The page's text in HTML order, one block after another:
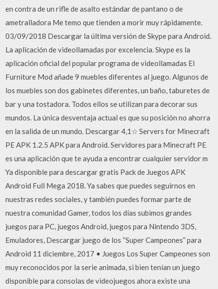
en contra de un rifle de asalto estándar de pantano o de
ametralladora Me temo que tienden a morir muy rápidamente.
03/09/2018 Descargar la última versión de Skype para Android.
La aplicación de videollamadas por excelencia. Skype es la
aplicación oficial del popular programa de videollamadas El
Furniture Mod añade 9 muebles diferentes al juego. Algunos de
los muebles son dos gabinetes diferentes, un baño, taburetes de
bar y una tostadora. Todos ellos se utilizan para decorar sus
mundos. La única desventaja actual es que su posición no ahorra
en la salida de un mundo. Descargar 4,1☆ Servers for Minecraft
PE APK 1.2.5 APK para Android. Servidores para Minecraft PE
es una aplicación que te ayuda a encontrar cualquier servidor m
Ya disponible para descargar gratis Pack de Juegos APK
Android Full Mega 2018. Ya sabes que puedes seguirnos en
nuestras redes sociales, y también puedes formar parte de
nuestra comunidad Gamer, todos los días subimos grandes
juegos para PC, juegos Android, juegos para Nintendo 3DS,
Emuladores, Descargar juego de los “Super Campeones” para
Android 11 diciembre, 2017 • Juegos Los Super Campeones son
muy reconocidos por la serie animada, si bien tenían un juego
disponible para consolas de videojuegos ahora existe una